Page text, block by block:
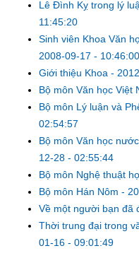
Lê Đình Kỵ trong lý
11:45:20
Sinh viên Khoa Văn
2008-09-17 - 10:46:00
Giới thiệu Khoa -
Bộ môn Văn học Việt
Bộ môn Lý luận và
02:54:57
Bộ môn Văn học
12-28 - 02:55:44
Bộ môn Nghệ thuật
Bộ môn Hán Nôm -
Về một người bạn đã
Thời trung đại trong
01-16 - 09:01:49